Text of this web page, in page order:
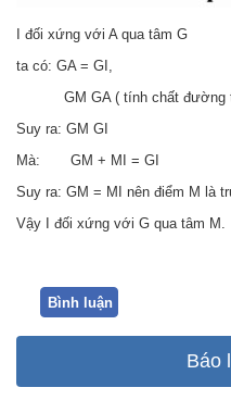
I đối xứng với A qua tâm G
ta có: GA = GI,
GM GA ( tính chất đường
Suy ra: GM GI
Mà: GM + MI = GI
Suy ra: GM = MI nên điểm M là
Vậy I đối xứng với G qua tâm M.
Bình luận
Báo